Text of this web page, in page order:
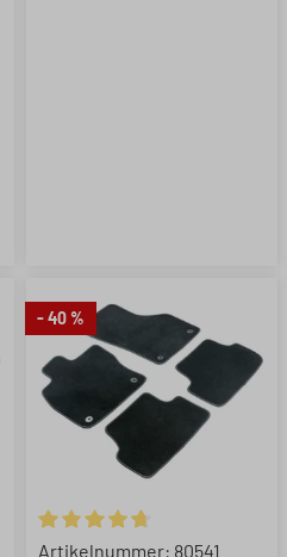
- 40 %
Gemiddelde waardering van
Artikelnummer: 80541